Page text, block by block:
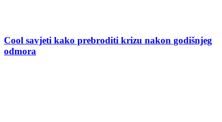
Cool savjeti kako prebroditi krizu nakon godišnjeg
odmora